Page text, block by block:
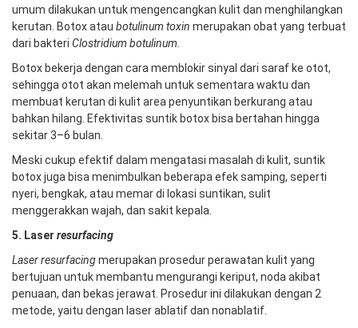
umum dilakukan untuk mengencangkan kulit dan menghilangkan
kerutan. Botox atau botulinum toxin merupakan obat yang terbuat
dari bakteri Clostridium botulinum.
Botox bekerja dengan cara memblokir sinyal dari saraf ke otot,
sehingga otot akan melemah untuk sementara waktu dan
membuat kerutan di kulit area penyuntikan berkurang atau
bahkan hilang. Efektivitas suntik botox bisa bertahan hingga
sekitar 3–6 bulan.
Meski cukup efektif dalam mengatasi masalah di kulit, suntik
botox juga bisa menimbulkan beberapa efek samping, seperti
nyeri, bengkak, atau memar di lokasi suntikan, sulit
menggerakkan wajah, dan sakit kepala.
5. Laser resurfacing
Laser resurfacingmerupakan prosedur perawatan kulit yang
bertujuan untuk membantu mengurangi keriput, noda akibat
penuaan, dan bekas jerawat. Prosedur ini dilakukan dengan 2
metode, yaitu dengan laser ablatif dan nonablatif.